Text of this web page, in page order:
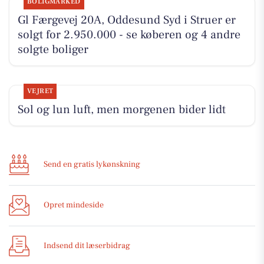
Gl Færgevej 20A, Oddesund Syd i Struer er
solgt for 2.950.000 - se køberen og 4 andre
solgte boliger
VEJRET
Sol og lun luft, men morgenen bider lidt
Send en gratis lykønskning
Opret mindeside
Indsend dit læserbidrag